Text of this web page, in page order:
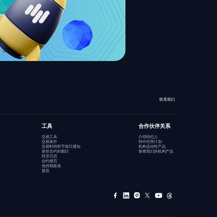
联系我们
工具
交易工具
交易条件
交易时间和节假日通知
差价合约到期日
经济日历
合约规范
免掉期政策
股息
合作伙伴关系
介绍经纪人
特许经营计划
机构流动性产品
探索我们的机构产品